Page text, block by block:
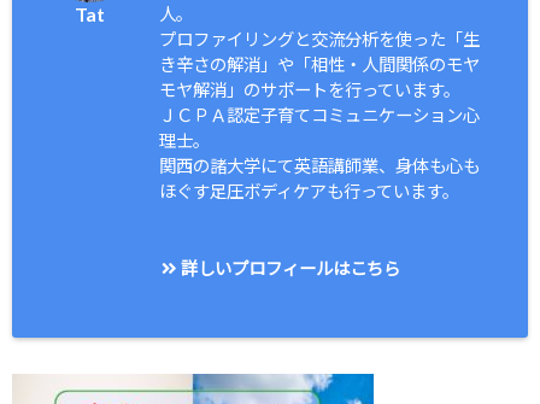
Tat
人。
プロファイリングと交流分析を使った「生
き辛さの解消」や「相性・人間関係のモヤ
モヤ解消」のサポートを行っています。
ＪＣＰＡ認定子育てコミュニケーション心
理士。
関西の諸大学にて英語講師業、身体も心も
ほぐす足圧ボディケアも行っています。
詳しいプロフィールはこちら